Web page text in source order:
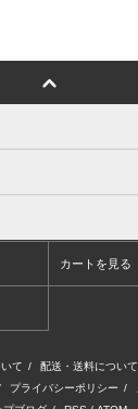
カートを見る
て / 配送・送料について
プライバシーポリシー /